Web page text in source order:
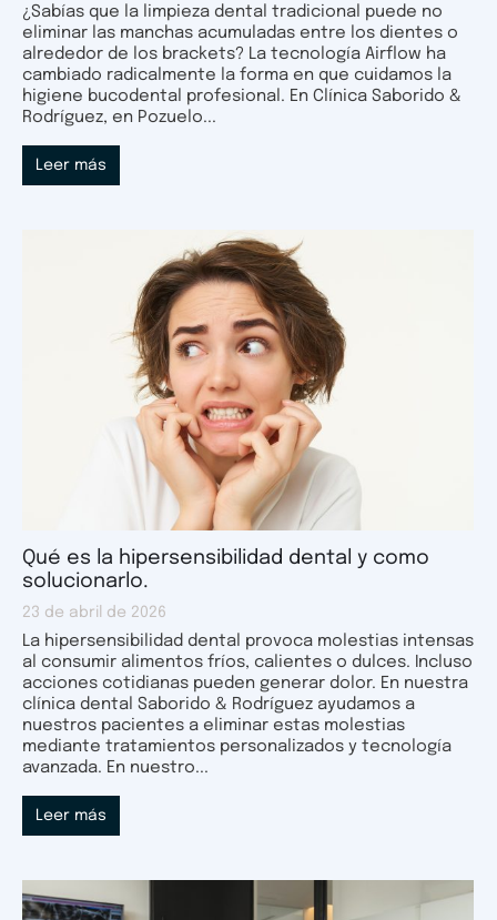
¿Sabías que la limpieza dental tradicional puede no
eliminar las manchas acumuladas entre los dientes o
alrededor de los brackets? La tecnología Airflow ha
cambiado radicalmente la forma en que cuidamos la
higiene bucodental profesional. En Clínica Saborido &
Rodríguez, en Pozuelo...
Leer más
Qué es la hipersensibilidad dental y como
solucionarlo.
23 de abril de 2026
La hipersensibilidad dental provoca molestias intensas
al consumir alimentos fríos, calientes o dulces. Incluso
acciones cotidianas pueden generar dolor. En nuestra
clínica dental Saborido & Rodríguez ayudamos a
nuestros pacientes a eliminar estas molestias
mediante tratamientos personalizados y tecnología
avanzada. En nuestro...
Leer más